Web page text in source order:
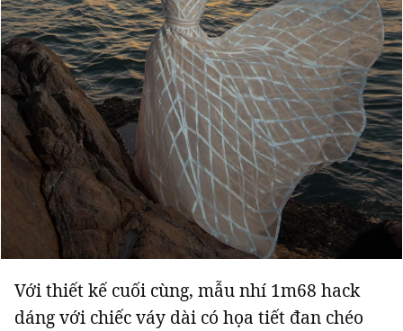
Với thiết kế cuối cùng, mẫu nhí 1m68 hack
dáng với chiếc váy dài có họa tiết đan chéo